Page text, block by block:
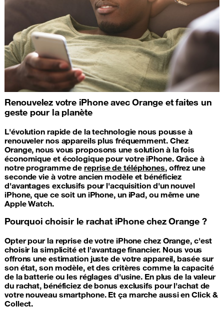
Renouvelez votre iPhone avec Orange et faites un
geste pour la planète
L'évolution rapide de la technologie nous pousse à
renouveler nos appareils plus fréquemment. Chez
Orange, nous vous proposons une solution à la fois
économique et écologique pour votre iPhone. Grâce à
notre programme dereprise de téléphones, offrez une
seconde vie à votre ancien modèle et bénéficiez
d'avantages exclusifs pour l'acquisition d'un nouvel
iPhone, que ce soit un iPhone, un iPad, ou même une
Apple Watch.
Pourquoi choisir le rachat iPhone chez Orange ?
Opter pour la reprise de votre iPhone chez Orange, c'est
choisir la simplicité et l'avantage financier. Nous vous
offrons une estimation juste de votre appareil, basée sur
son état, son modèle, et des critères comme la capacité
de la batterie ou les réglages d'usine. En plus de la valeur
du rachat, bénéficiez de bonus exclusifs pour l'achat de
votre nouveau smartphone. Et ça marche aussi en Click &
Collect.